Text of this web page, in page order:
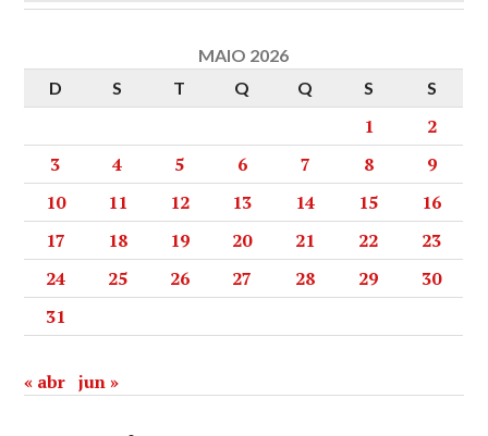
MAIO 2026
D
S T Q Q S S
1
2
3
4 5 6 7 8
9
10
11 12 13 14 15
16
17
18 19 20 21 22
23
24
25 26 27 28 29
30
31
« abr jun »